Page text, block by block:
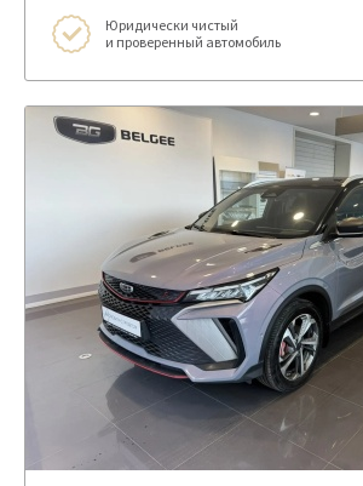
Юридически чистый
и проверенный автомобиль